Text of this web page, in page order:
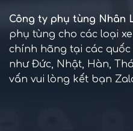
Công ty phụ tùng Nhân
phụ tùng cho các loại
chính hãng tại các
như Đức, Nhật, Hàn,
vấn vui lòng kết bạn Zalo